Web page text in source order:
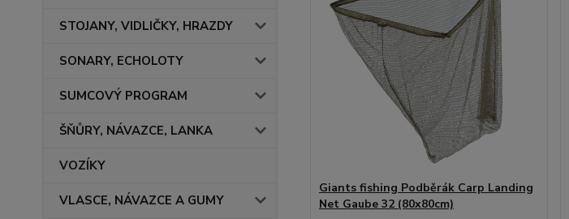
STOJANY, VIDLIČKY, HRAZDY
SONARY, ECHOLOTY
SUMCOVÝ PROGRAM
ŠŇŮRY, NÁVAZCE, LANKA
VOZÍKY
VLASCE, NÁVAZCE A GUMY
Giants fishing Podběrák Carp Landing
Net Gaube 32 (80x80cm)